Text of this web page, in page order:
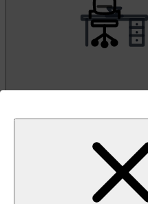
Письмові та комп'ютерні столи
Офісні крісла та стільці